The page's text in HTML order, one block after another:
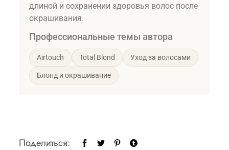
длиной и сохранении здоровья волос после
окрашивания.
Профессиональные темы автора
Airtouch Total Blond Уход за волосами
Блонд и окрашивание
Поделиться: